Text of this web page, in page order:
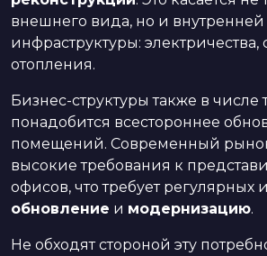
внешнего вида, но и внутренней
инфраструктуры: электричества,
отопления.
Бизнес-структуры также в числе
понадобится всестороннее
помещений. Современный
высокие требования к
офисов, что требует регулярных
обновление и модернизацию.
Не обходят стороной эту